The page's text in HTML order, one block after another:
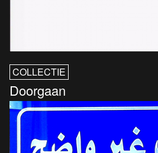
COLLECTIE
Doorgaan